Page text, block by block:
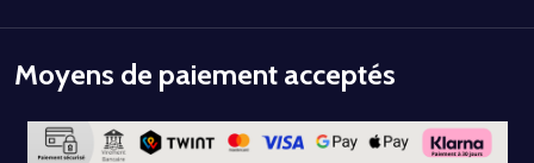
Moyens de paiement acceptés